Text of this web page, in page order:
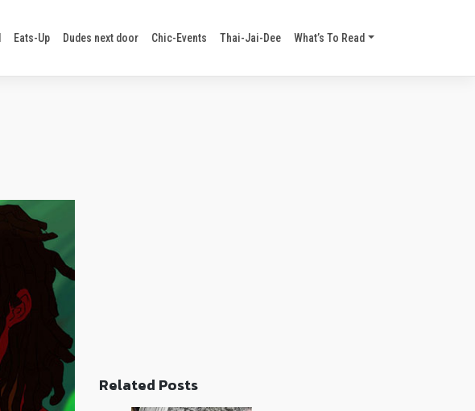
Eats-Up Dudes next door Chic-Events Thai-Jai-Dee What’s To Read
Related Posts